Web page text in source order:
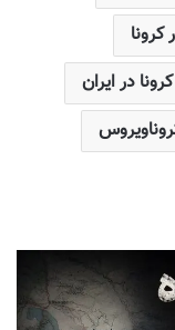
کرونا
در ایران